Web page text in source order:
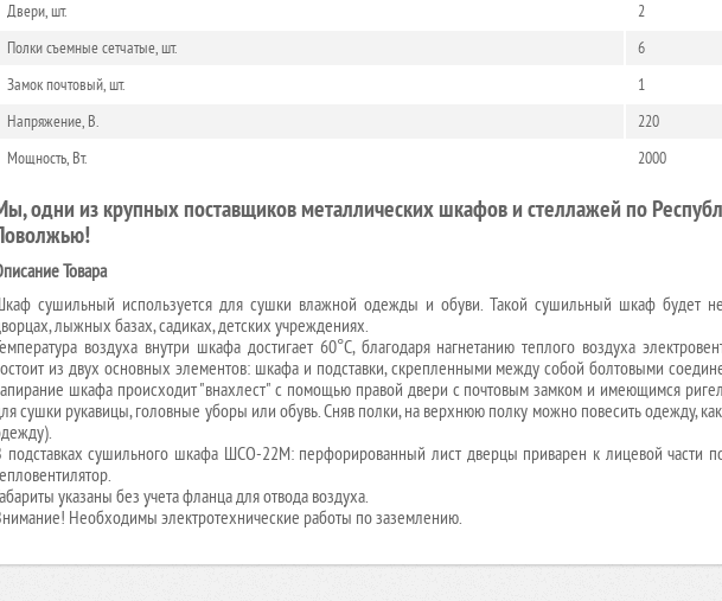
Двери, шт. 2
Полки съемные сетчатые, шт. 6
Замок почтовый, шт. 1
Напряжение, В. 220
Мощность, Вт. 2000
одни из крупных поставщиков металлических шкафов и стеллажей по
Товара
сушильный используется для сушки влажной одежды и обуви. Такой сушильный шкаф будет
лыжных базах, садиках, детских учреждениях.
воздуха внутри шкафа достигает 60°С, благодаря нагнетанию теплого воздуха
из двух основных элементов: шкафа и подставки, скрепленными между собой болтовыми
шкафа происходит "внахлест" с помощью правой двери с почтовым замком и имеющимся
сушки рукавицы, головные уборы или обувь. Cняв полки, на верхнюю полку можно повесить одежду, как
подставках сушильного шкафа ШСО-22М: перфорированный лист дверцы приварен к лицевой части
указаны без учета фланца для отвода воздуха.
Необходимы электротехнические работы по заземлению.